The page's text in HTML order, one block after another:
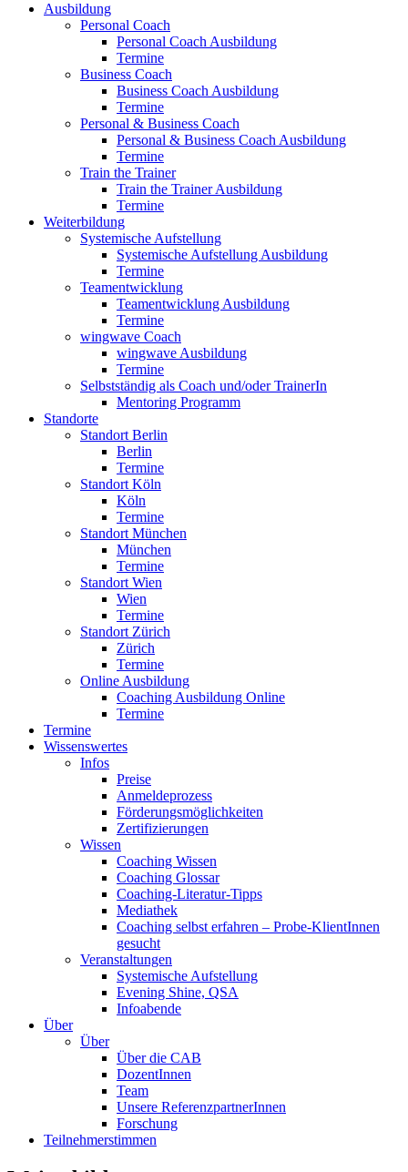
Ausbildung
Personal Coach
Personal Coach Ausbildung
Termine
Business Coach
Business Coach Ausbildung
Termine
Personal & Business Coach
Personal & Business Coach Ausbildung
Termine
Train the Trainer
Train the Trainer Ausbildung
Termine
Weiterbildung
Systemische Aufstellung
Systemische Aufstellung Ausbildung
Termine
Teamentwicklung
Teamentwicklung Ausbildung
Termine
wingwave Coach
wingwave Ausbildung
Termine
Selbstständig als Coach und/oder TrainerIn
Mentoring Programm
Standorte
Standort Berlin
Berlin
Termine
Standort Köln
Köln
Termine
Standort München
München
Termine
Standort Wien
Wien
Termine
Standort Zürich
Zürich
Termine
Online Ausbildung
Coaching Ausbildung Online
Termine
Termine
Wissenswertes
Infos
Preise
Anmeldeprozess
Förderungsmöglichkeiten
Zertifizierungen
Wissen
Coaching Wissen
Coaching Glossar
Coaching-Literatur-Tipps
Mediathek
Coaching selbst erfahren – Probe-KlientInnen
gesucht
Veranstaltungen
Systemische Aufstellung
Evening Shine, QSA
Infoabende
Über
Über
Über die CAB
DozentInnen
Team
Unsere ReferenzpartnerInnen
Forschung
Teilnehmerstimmen